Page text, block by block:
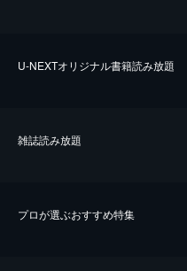
U-NEXTオリジナル書籍読み放題
雑誌読み放題
プロが選ぶおすすめ特集